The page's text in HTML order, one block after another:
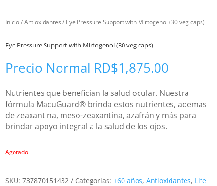
Inicio/Antioxidantes / Eye Pressure Support with Mirtogenol (30 veg caps)
Eye Pressure Support with Mirtogenol (30 veg caps)
Precio Normal RD$1,875.00
Nutrientes que benefician la salud ocular. Nuestra
fórmula MacuGuard® brinda estos nutrientes, además
de zeaxantina, meso-zeaxantina, azafrán y más para
brindar apoyo integral a la salud de los ojos.
Agotado
SKU:737870151432 Categorías:+60 años,Antioxidantes, Life